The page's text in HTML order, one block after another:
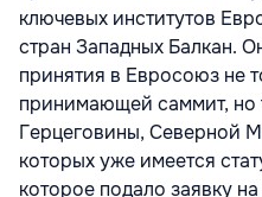
ключевых институтов
стран Западных Балкан.
принятия в Евросоюз не
принимающей саммит, но
Герцеговины, Северной
которых уже имеется
которое подало заявку